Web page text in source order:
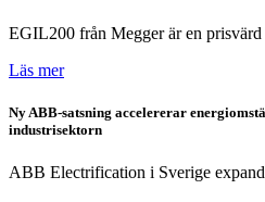
EGIL200 från Megger är en
Läs mer
Ny ABB-satsning accelererar
industrisektorn
ABB Electrification i Sverige